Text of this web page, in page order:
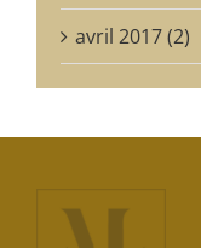
avril 2017 (2)